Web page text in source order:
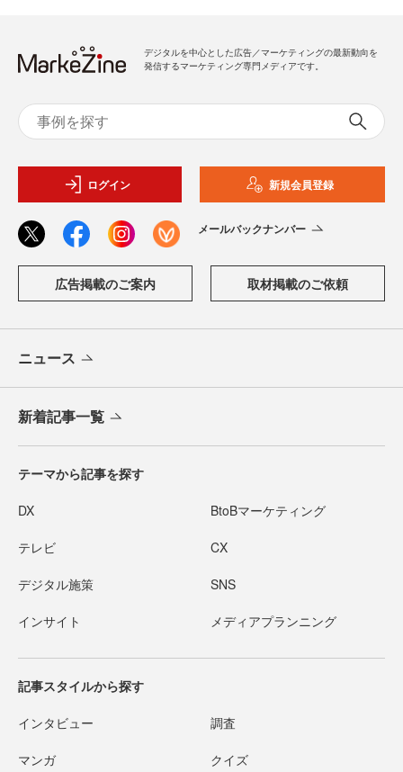
デジタルを中心とした広告／マーケティングの最新動向を
発信するマーケティング専門メディアです。
ログイン 新規会員登録
メールバックナンバー
広告掲載のご案内 取材掲載のご依頼
ニュース
新着記事一覧
テーマから記事を探す
DX BtoBマーケティング
テレビ CX
デジタル施策 SNS
インサイト メディアプランニング
記事スタイルから探す
インタビュー 調査
マンガ クイズ